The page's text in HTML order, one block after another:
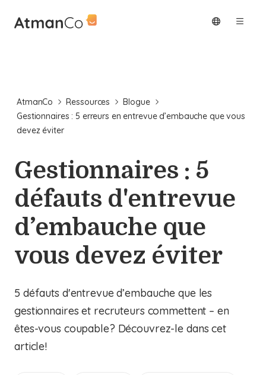
AtmanCo Ressources
Blogue
Gestionnaires : 5 erreurs en entrevue d’embauche que vous
devez éviter
Gestionnaires : 5
défauts d'entrevue
d’embauche que
vous devez éviter
5 défauts d'entrevue d’embauche que les
gestionnaires et recruteurs commettent – en
êtes-vous coupable? Découvrez-le dans cet
article!